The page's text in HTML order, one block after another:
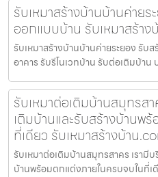
รับเหมาสร้างบ้านบ้านค่ายร
ออกแบบบ้าน รับเหมาสร้าง
รับเหมาสร้างบ้านบ้านค่ายระยอง รับ
อาคาร รับรีโนเวทบ้าน รับต่อเติมบ้าน
รับเหมาต่อเติมบ้านสมุทรส
เติมบ้านและรับสร้างบ้านพ
ที่เดียว รับเหมาสร้างบ้าน
รับเหมาต่อเติมบ้านสมุทรสาคร เรามี
บ้านพร้อมตกแต่งภายในครบจบในที่เ